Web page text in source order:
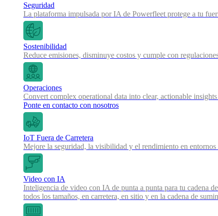
Seguridad
La plataforma impulsada por IA de Powerfleet protege a tu
Sostenibilidad
Reduce emisiones, disminuye costos y cumple con
Operaciones
Convert complex operational data into clear, actionable
Ponte en contacto con nosotros
IoT Fuera de Carretera
Mejore la seguridad, la visibilidad y el rendimiento en
Video con IA
Inteligencia de video con IA de punta a punta para tu cadena
todos los tamaños, en carretera, en sitio y en la cadena de